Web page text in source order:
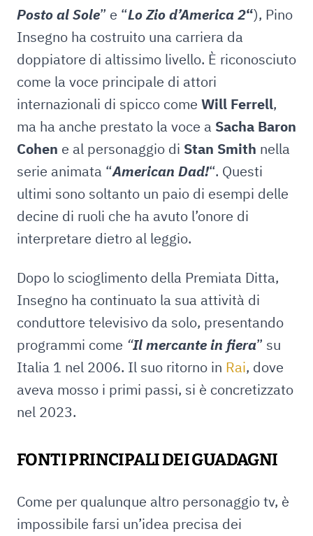
Posto al Sole” e “Lo Zio d’America 2“), Pino
Insegno ha costruito una carriera da
doppiatore di altissimo livello. È riconosciuto
come la voce principale di attori
internazionali di spicco come Will Ferrell,
ma ha anche prestato la voce a Sacha Baron
Cohen e al personaggio di Stan Smith nella
serie animata “American Dad!“. Questi
ultimi sono soltanto un paio di esempi delle
decine di ruoli che ha avuto l’onore di
interpretare dietro al leggio.
Dopo lo scioglimento della Premiata Ditta,
Insegno ha continuato la sua attività di
conduttore televisivo da solo, presentando
programmi come “Il mercante in fiera” su
Italia 1 nel 2006. Il suo ritorno in Rai, dove
aveva mosso i primi passi, si è concretizzato
nel 2023.
FONTI PRINCIPALI DEI GUADAGNI
Come per qualunque altro personaggio tv, è
impossibile farsi un’idea precisa dei